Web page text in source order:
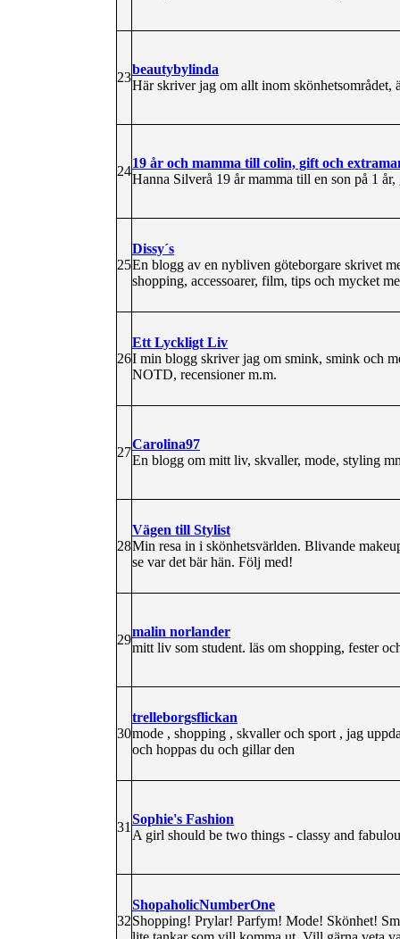
23
beautybylinda
Här skriver jag om allt inom skönhetsområdet,
24
19 år och mamma till colin, gift och
Hanna Silverå 19 år mamma till en son på 1
25
Dissy´s
En blogg av en nybliven göteborgare skrivet
shopping, accessoarer, film, tips och mycket
26
Ett Lyckligt Liv
I min blogg skriver jag om smink, smink och
NOTD, recensioner m.m.
27
Carolina97
En blogg om mitt liv, skvaller, mode, styling
28
Vägen till Stylist
Min resa in i skönhetsvärlden. Blivande
se var det bär hän. Följ med!
29
malin norlander
mitt liv som student. läs om shopping, fester
30
trelleborgsflickan
mode , shopping , skvaller och sport , jag
och hoppas du och gillar den
31
Sophie's Fashion
A girl should be two things - classy and
32
ShopaholicNumberOne
Shopping! Prylar! Parfym! Mode! Skönhet!